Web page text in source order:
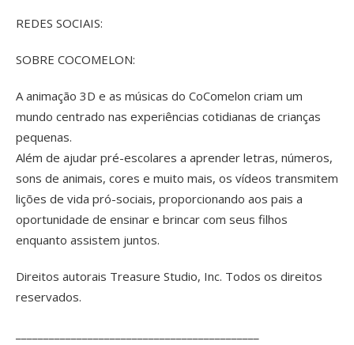
REDES SOCIAIS:
SOBRE COCOMELON:
A animação 3D e as músicas do CoComelon criam um
mundo centrado nas experiências cotidianas de crianças
pequenas.
Além de ajudar pré-escolares a aprender letras, números,
sons de animais, cores e muito mais, os vídeos transmitem
lições de vida pró-sociais, proporcionando aos pais a
oportunidade de ensinar e brincar com seus filhos
enquanto assistem juntos.
Direitos autorais Treasure Studio, Inc. Todos os direitos
reservados.